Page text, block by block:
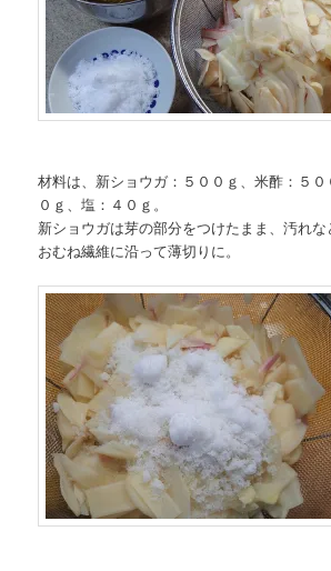
材料は、新ショウガ：５００ｇ、米酢：５０
０ｇ、塩：４０ｇ。
新ショウガは芽の部分をつけたまま、汚れ
おむね繊維に沿って薄切りに。